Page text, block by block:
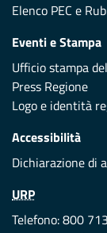
Elenco PEC e
Eventi e Stampa
Ufficio stampa
Press Regione
Logo e identità
Accessibilità
Dichiarazione di
URP
Telefono: 800